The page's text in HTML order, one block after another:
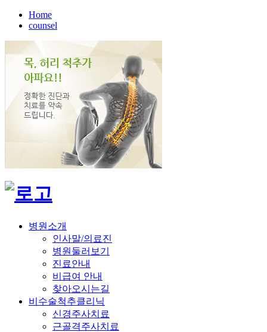
Home
counsel
병원소개
인사말/의료진
병원둘러보기
진료안내
비급여 안내
찾아오시는길
비수술척추클리닉
신경주사치료
근골격주사치료